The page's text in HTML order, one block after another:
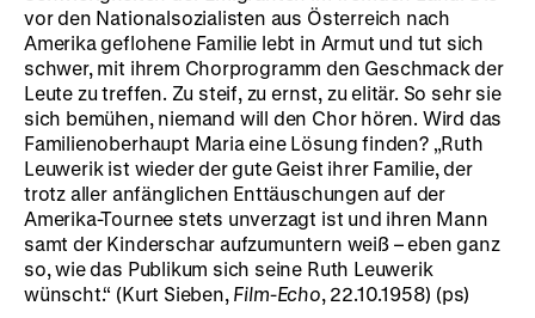
vor den Nationalsozialisten aus Österreich nach
Amerika geflohene Familie lebt in Armut und tut sich
schwer, mit ihrem Chorprogramm den Geschmack der
Leute zu treffen. Zu steif, zu ernst, zu elitär. So sehr sie
sich bemühen, niemand will den Chor hören. Wird das
Familienoberhaupt Maria eine Lösung finden? „Ruth
Leuwerik ist wieder der gute Geist ihrer Familie, der
trotz aller anfänglichen Enttäuschungen auf der
Amerika-Tournee stets unverzagt ist und ihren Mann
samt der Kinderschar aufzumuntern weiß – eben ganz
so, wie das Publikum sich seine Ruth Leuwerik
wünscht.“ (Kurt Sieben, Film-Echo, 22.10.1958) (ps)